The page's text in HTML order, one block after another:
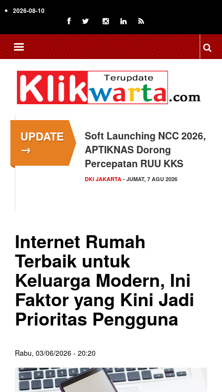
to
content
2026-08-10
UPDATE
→
Menkop Bawa Semangat
Koperasi ke Festival
Lembah Baliem Wamena
NASIONAL- JUMAT, 7 AGU 2026
Internet Rumah
Terbaik untuk
Keluarga Modern, Ini
Faktor yang Kini Jadi
Prioritas Pengguna
Rabu, 03/06/2026 - 20:20